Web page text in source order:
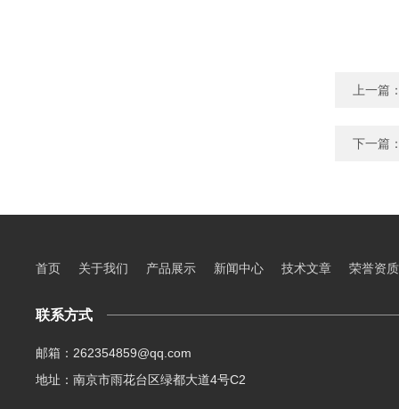
上一篇
下一篇
首页 关于我们 产品展示 新闻中心 技术文章 荣誉资质
联系方式
邮箱：262354859@qq.com
地址：南京市雨花台区绿都大道4号C2